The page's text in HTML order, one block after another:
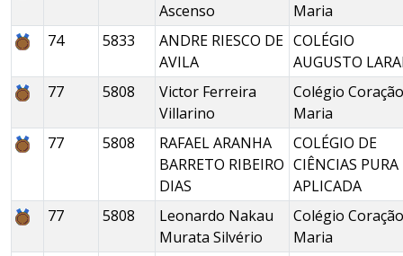
Ascenso
Maria
74
5833
ANDRE RIESCO DE
AVILA
COLÉGIO
AUGUSTO
77
5808
Victor Ferreira
Villarino
Colégio
Maria
77
5808
RAFAEL ARANHA
BARRETO RIBEIRO
DIAS
COLÉGIO DE
CIÊNCIAS PURA
APLICADA
77
5808
Leonardo Nakau
Murata Silvério
Colégio
Maria